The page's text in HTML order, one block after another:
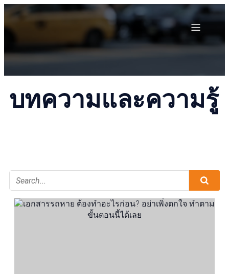
บทความและความรู้